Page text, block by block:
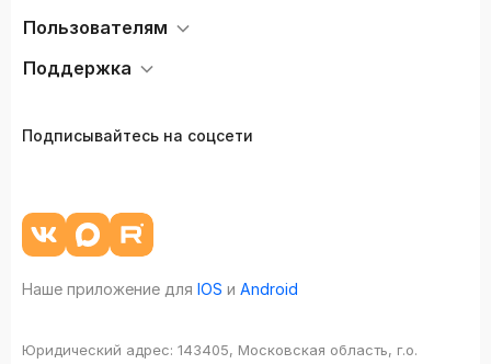
Пользователям
Поддержка
Подписывайтесь на соцсети
Наше приложение для IOS и Android
Юридический адрес: 143405, Московская область, г.о.